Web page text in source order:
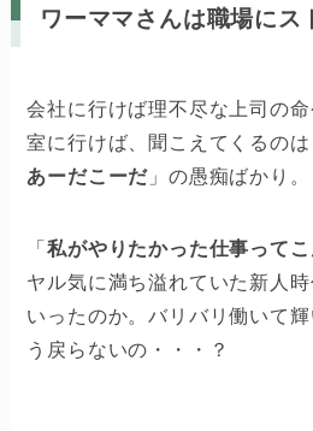
ワーママさんは職場にス
会社に行けば理不尽な上司の
室に行けば、聞こえてくるのは
あーだこーだ 」の愚痴ばかり。
「私がやりたかった仕事って
ヤル気に満ち溢れていた新人
いったのか。バリバリ働いて
う戻らないの・・・？